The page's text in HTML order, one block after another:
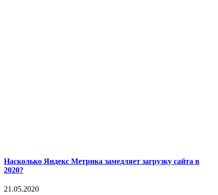
Насколько Яндекс Метрика замедляет загрузку сайта в
2020?
21.05.2020